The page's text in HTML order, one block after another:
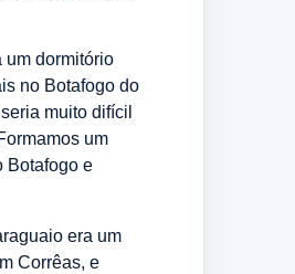
um dormitório
no Botafogo do
muito difícil
um
Botafogo e
era um
Corrêas, e